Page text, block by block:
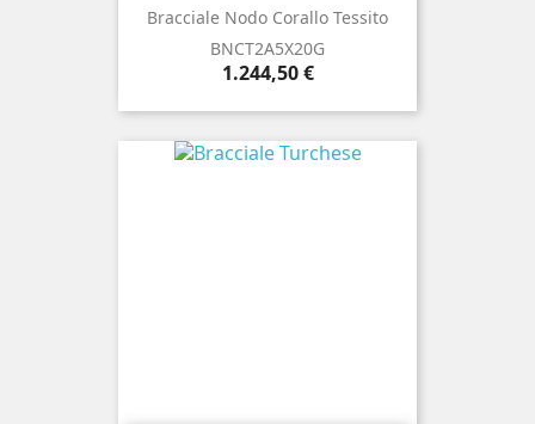
Bracciale Nodo Corallo Tessito
BNCT2A5X20G
Prezzo
1.244,50 €